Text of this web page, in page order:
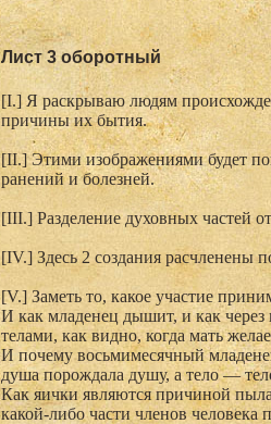
Лист 3 оборотный
[I.] Я раскрываю людям
причины их бытия.
[II.] Этими изображениями будет
ранений и болезней.
[III.] Разделение духовных частей
[IV.] Здесь 2 создания расчленены
[V.] Заметь то, какое участие
И как младенец дышит, и как
телами, как видно, когда мать
И почему восьмимесячный
душа порождала душу, а тело —
Как яички являются причиной
какой-либо части членов